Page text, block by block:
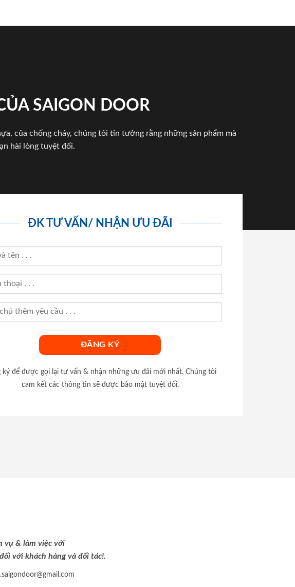
SAIGON DOOR
của chống cháy, chúng tôi tin tưởng rằng những sản phẩm mà
hài lòng tuyệt đối.
ĐK TƯ VẤN/ NHẬN ƯU ĐÃI
ký để được gọi lại tư vấn & nhận những ưu đãi mới nhất. Chúng tôi
cam kết các thông tin sẽ được bảo mật tuyệt đối.
vụ & làm việc với
với khách hàng và đối tác!.